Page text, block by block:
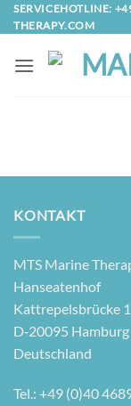
Zum
Inhalt
springen
SERVICEHOTLINE:
THERAPY.COM
KONTAKT
MTS Mari­ne
Hanseatenhof
Kattre­pels­brü­cke 1
D‑20095 Hamburg
Deutschland
Tel.: +49 (0)40